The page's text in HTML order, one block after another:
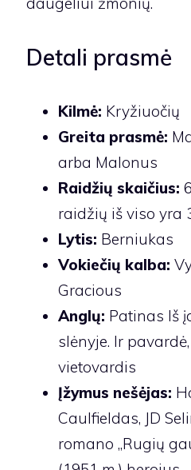
Detali prasmė
Kilmė: Kryžiuočių
Greita prasmė:
arba Malonus
Raidžių skaičius:
raidžių iš viso yra
Lytis: Berniukas
Vokiečių kalba:
Gracious
Anglų: Patinas Iš
slėnyje. Ir
vietovardis
Įžymus nešėjas:
Caulfieldas, JD
romano „Rugių